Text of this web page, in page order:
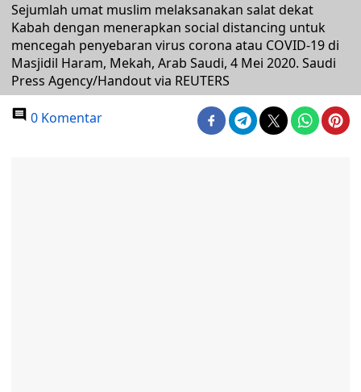
Sejumlah umat muslim melaksanakan salat dekat
Kabah dengan menerapkan social distancing untuk
mencegah penyebaran virus corona atau COVID-19 di
Masjidil Haram, Mekah, Arab Saudi, 4 Mei 2020. Saudi
Press Agency/Handout via REUTERS
0 Komentar